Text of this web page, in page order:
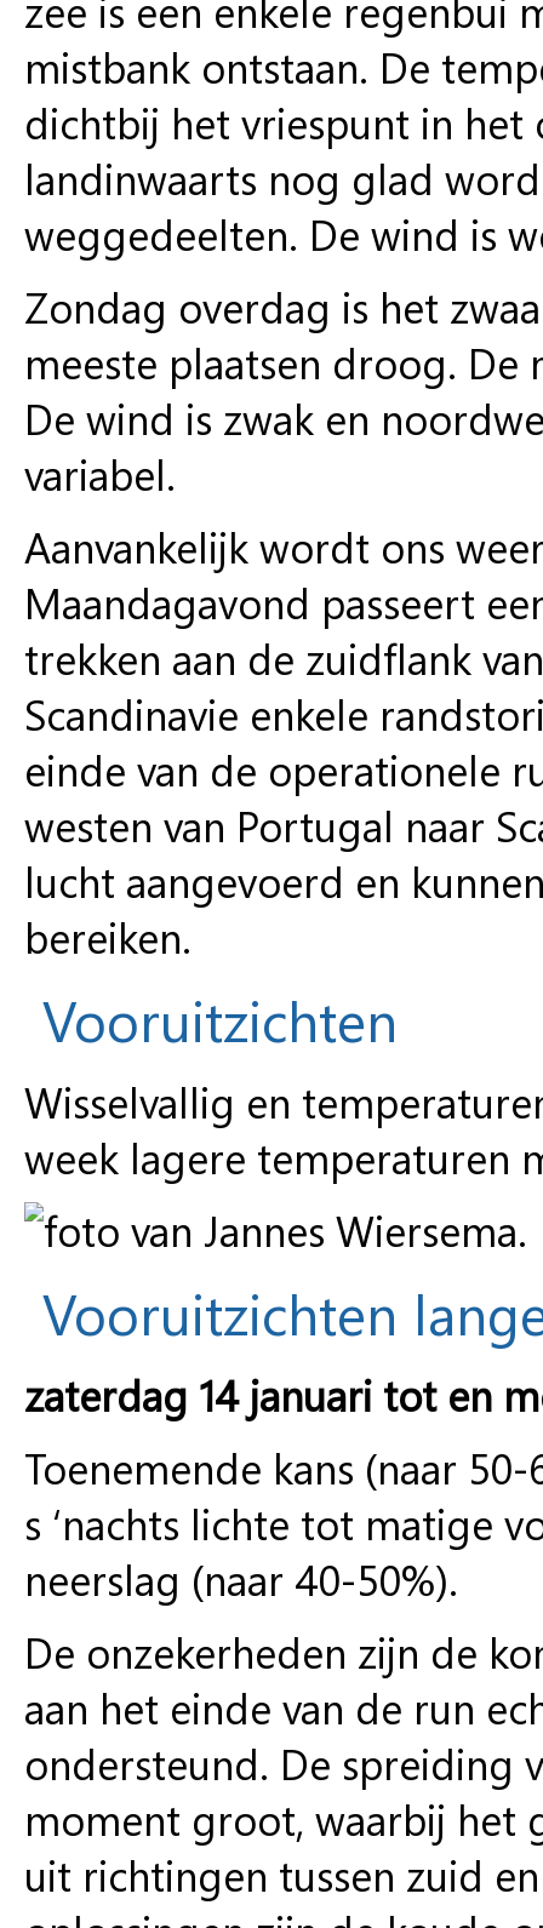
mistbank ontstaan. De
dichtbij het vriespunt in het
landinwaarts nog glad
weggedeelten. De wind is
Zondag overdag is het
meeste plaatsen droog.
De wind is zwak en
variabel.
Aanvankelijk wordt ons
Maandagavond passeert
trekken aan de zuidflank
Scandinavie enkele
einde van de operationele
westen van Portugal naar
lucht aangevoerd en
bereiken.
Vooruitzichten
Wisselvallig en
week lagere temperaturen
Vooruitzichten
zaterdag 14 januari tot en
Toenemende kans (naar
s ‘nachts lichte tot matige
neerslag (naar 40-50%).
De onzekerheden zijn de
aan het einde van de run
ondersteund. De spreiding
moment groot, waarbij het
uit richtingen tussen zuid